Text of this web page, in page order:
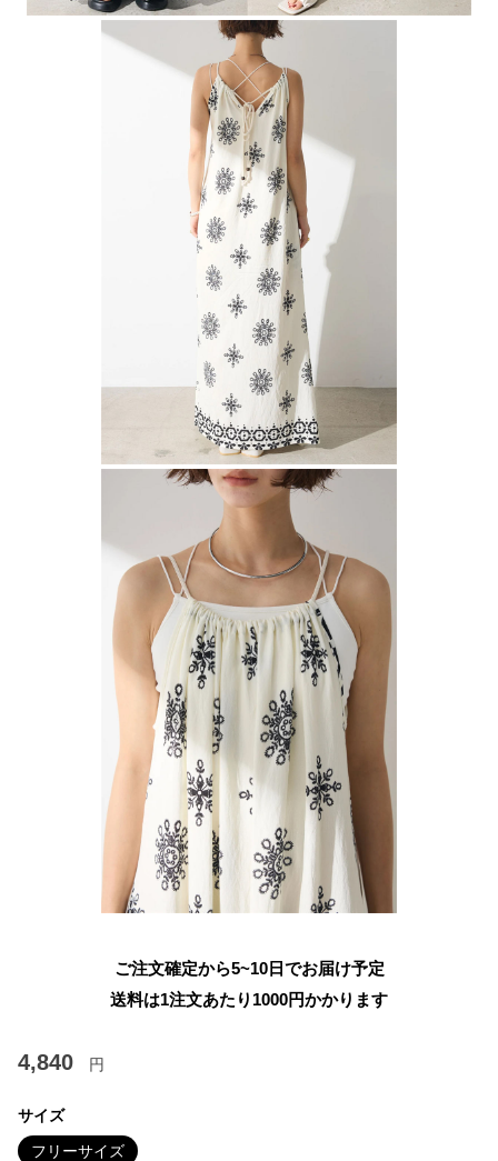
ご注文確定から5~10日でお届け予定
送料は1注文あたり 1000円かかります
4,840 円
サイズ
フリーサイズ